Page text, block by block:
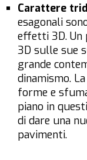
Carattere
esagonali
effetti 3D. Un
3D sulle sue
grande
dinamismo.
forme e
piano in
di dare una
pavimenti.